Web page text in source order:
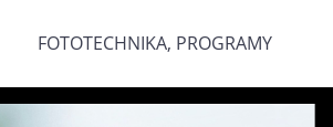
FOTOTECHNIKA, PROGRAMY